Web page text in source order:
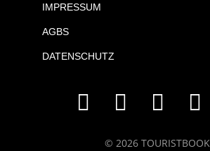
IMPRESSUM
AGBS
DATENSCHUTZ
© 2026 TOURISTBOOK